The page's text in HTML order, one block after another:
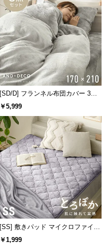
[SD/D] フランネル布団カバー 3点
セット
￥5,999
[SS] 敷きパッド マイクロファイバ
ー
￥1,999